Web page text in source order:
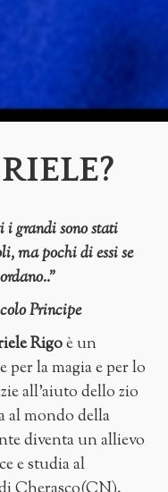
i grandi sono stati
ma pochi di essi se
Principe
Rigoè un
per la magia e per lo
all’aiuto dello zio
al mondo della
diventa un allievo
e studia al